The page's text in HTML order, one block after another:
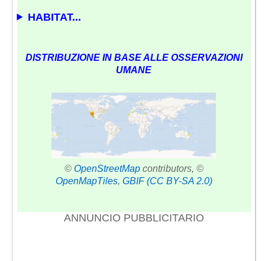
HABITAT...
DISTRIBUZIONE IN BASE ALLE OSSERVAZIONI
UMANE
© OpenStreetMapcontributors, ©
OpenMapTiles, GBIF (CC BY-SA 2.0)
ANNUNCIO PUBBLICITARIO